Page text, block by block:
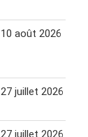
10 août 2026
27 juillet 2026
27 juillet 2026